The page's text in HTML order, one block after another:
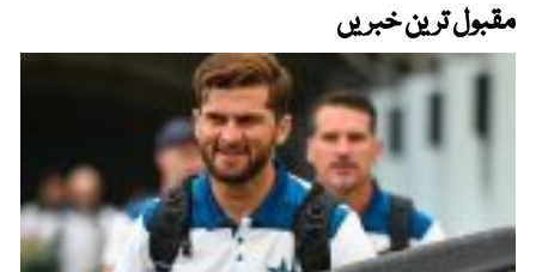
مقبول ترین خبریں